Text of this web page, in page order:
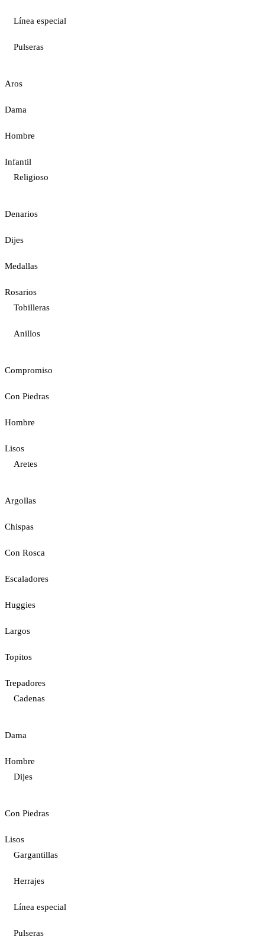
Línea especial
Pulseras
Aros
Dama
Hombre
Infantil
Religioso
Denarios
Dijes
Medallas
Rosarios
Tobilleras
Anillos
Compromiso
Con Piedras
Hombre
Lisos
Aretes
Argollas
Chispas
Con Rosca
Escaladores
Huggies
Largos
Topitos
Trepadores
Cadenas
Dama
Hombre
Dijes
Con Piedras
Lisos
Gargantillas
Herrajes
Línea especial
Pulseras